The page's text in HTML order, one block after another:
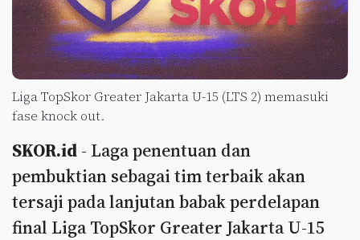
Liga TopSkor Greater Jakarta U-15 (LTS 2) memasuki
fase knock out.
SKOR.id - Laga penentuan dan
pembuktian sebagai tim terbaik akan
tersaji pada lanjutan babak perdelapan
final Liga TopSkor Greater Jakarta U-15